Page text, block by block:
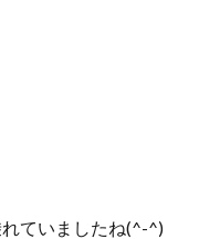
ていましたね(^-^)